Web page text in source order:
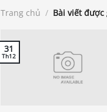
Trang chủ / Bài viết được
31
Th12